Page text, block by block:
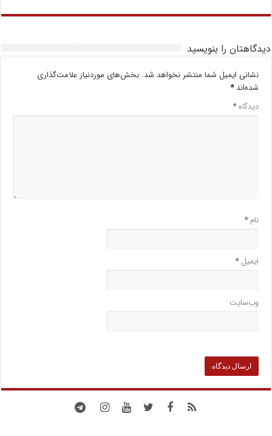
دیدگاهتان را بنویسید
نشانی ایمیل شما منتشر نخواهد شد. بخش‌های موردنیاز علامت‌گذاری
شده‌اند*
دیدگاه*
نام*
ایمیل*
وب‌سایت